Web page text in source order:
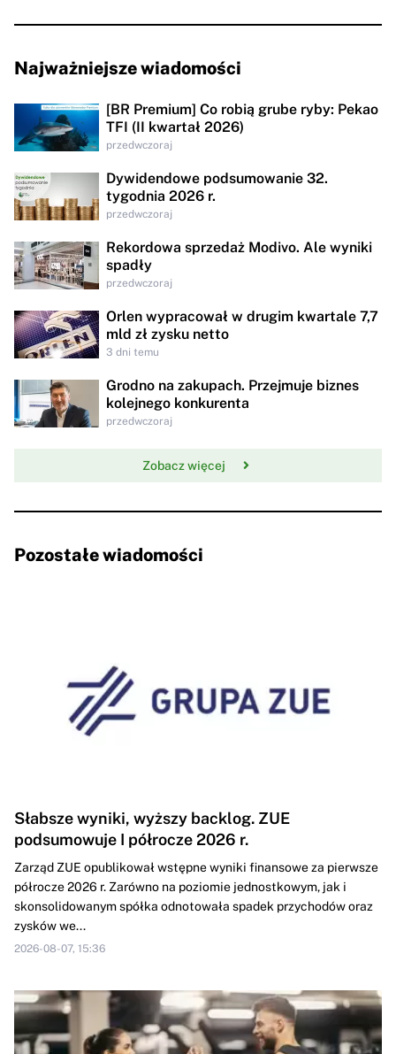
Najważniejsze wiadomości
[BR Premium] Co robią grube ryby: Pekao
TFI (II kwartał 2026)
przedwczoraj
Dywidendowe podsumowanie 32.
tygodnia 2026 r.
przedwczoraj
Rekordowa sprzedaż Modivo. Ale wyniki
spadły
przedwczoraj
Orlen wypracował w drugim kwartale 7,7
mld zł zysku netto
3 dni temu
Grodno na zakupach. Przejmuje biznes
kolejnego konkurenta
przedwczoraj
Zobacz więcej
Pozostałe wiadomości
Słabsze wyniki, wyższy backlog. ZUE
podsumowuje I półrocze 2026 r.
Zarząd ZUE opublikował wstępne wyniki finansowe za pierwsze
półrocze 2026 r. Zarówno na poziomie jednostkowym, jak i
skonsolidowanym spółka odnotowała spadek przychodów oraz
zysków we...
2026-08-07, 15:36